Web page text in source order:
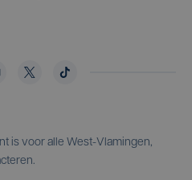
is voor alle West-Vlamingen,